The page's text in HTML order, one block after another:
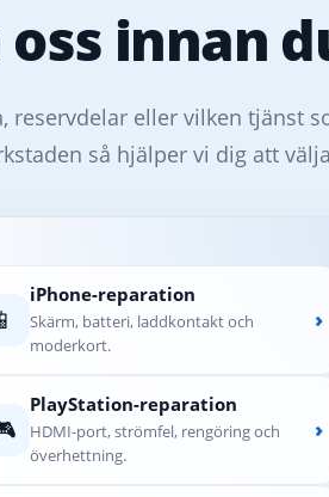
innan
reservdelar eller vilken tjänst
så hjälper vi dig att
📱
iPhone-reparation
Skärm, batteri, laddkontakt och
moderkort.
›
PlayStation-reparation
HDMI-port, strömfel, rengöring och
överhettning.
›